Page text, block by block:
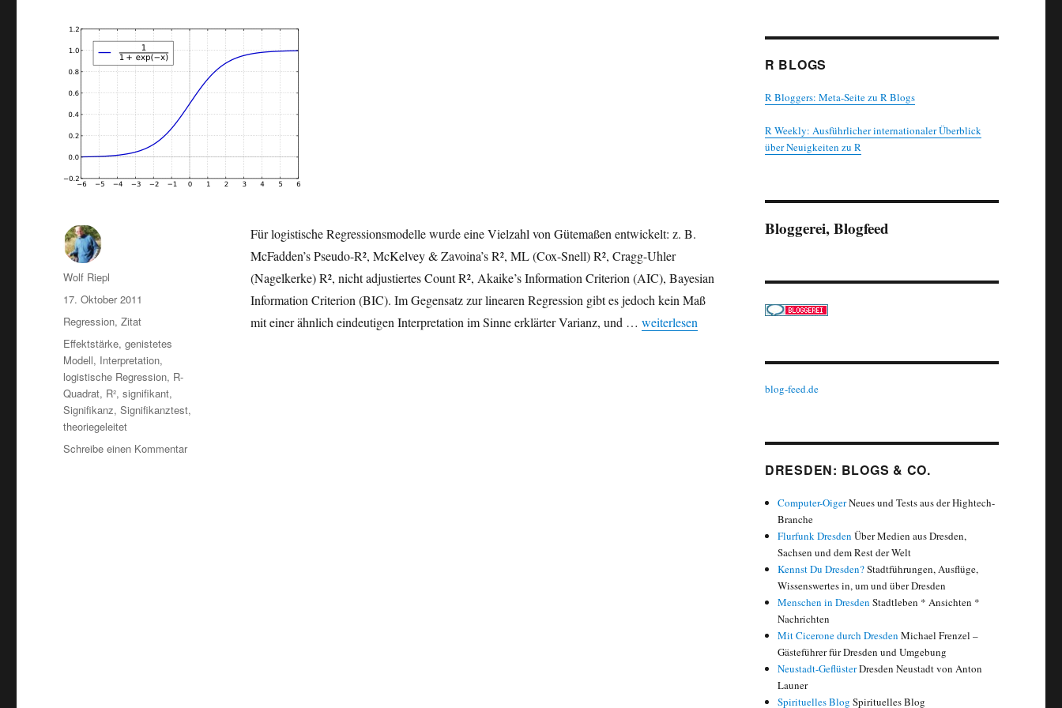
Für logistische Regressionsmodelle wurde eine Vielzahl von Gütemaßen entwickelt: z. B.
McFadden’s Pseudo-R², McKelvey & Zavoina’s R², ML (Cox-Snell) R², Cragg-Uhler
(Nagelkerke) R², nicht adjustiertes Count R², Akaike’s Information Criterion (AIC), Bayesian
Information Criterion (BIC). Im Gegensatz zur linearen Regression gibt es jedoch kein Maß
mit einer ähnlich eindeutigen Interpretation im Sinne erklärter Varianz, und … „Logistische Regression: R²“
weiterlesen
Autor
Wolf Riepl
Veröffentlicht
am
17. Oktober 2011
Kategorien
Regression,Zitat
Schlagwörter
Effektstärke,genistetes
Modell, Interpretation,
logistische Regression, R-
Quadrat, R²,signifikant,
Signifikanz,Signifikanztest,
theoriegeleitet
Schreibe einen Kommentarzu
R BLOGS
R Bloggers: Meta-Seite zu R Blogs
R Weekly: Ausführlicher internationaler Überblick
über Neuigkeiten zu R
Bloggerei, Blogfeed
blog-feed.de
DRESDEN: BLOGS & CO.
Computer-OigerNeues und Tests aus der Hightech-
Branche
Flurfunk Dresden Über Medien aus Dresden,
Sachsen und dem Rest der Welt
Kennst Du Dresden?Stadtführungen, Ausflüge,
Wissenswertes in, um und über Dresden
Menschen in Dresden Stadtleben * Ansichten *
Nachrichten
Mit Cicerone durch Dresden Michael Frenzel –
Gästeführer für Dresden und Umgebung
Neustadt-GeflüsterDresden Neustadt von Anton
Launer
Spirituelles Blog Spirituelles Blog